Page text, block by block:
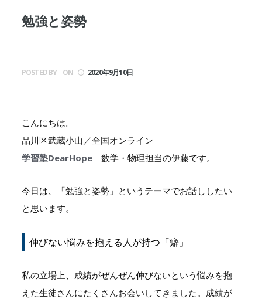
勉強と姿勢
POSTED BY ON 2020年9月10日
こんにちは。
品川区武蔵小山／全国オンライン
学習塾DearHope数学・物理担当の伊藤です。
今日は、「勉強と姿勢」というテーマでお話ししたい
と思います。
伸びない悩みを抱える人が持つ「癖」
私の立場上、成績がぜんぜん伸びないという悩みを抱
えた生徒さんにたくさんお会いしてきました。成績が